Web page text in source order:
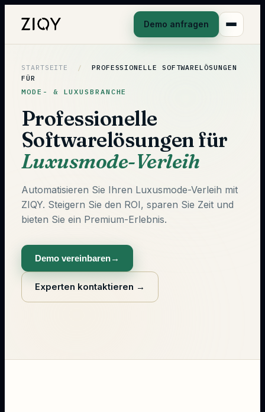
Demo anfragen
STARTSEITE /
PROFESSIONELLE SOFTWARELÖSUNGEN
FÜR
MODE- & LUXUSBRANCHE
Professionelle
Softwarelösungen für
Luxusmode-Verleih
Automatisieren Sie Ihren Luxusmode-Verleih mit
ZIQY. Steigern Sie den ROI, sparen Sie Zeit und
bieten Sie ein Premium-Erlebnis.
Demo vereinbaren→
Experten kontaktieren →